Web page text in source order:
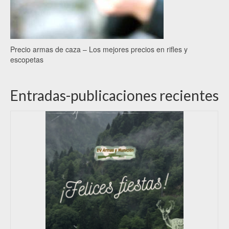
Precio armas de caza – Los mejores precios en rifles y
escopetas
Entradas-publicaciones recientes